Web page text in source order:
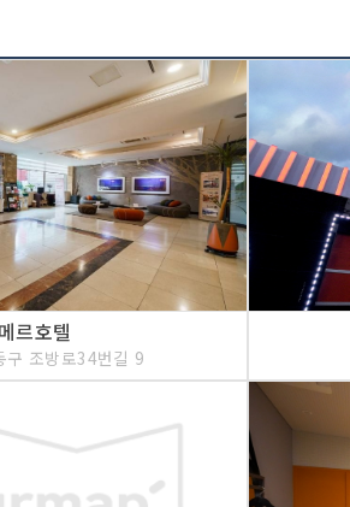
르호텔
구 조방로34번길 9